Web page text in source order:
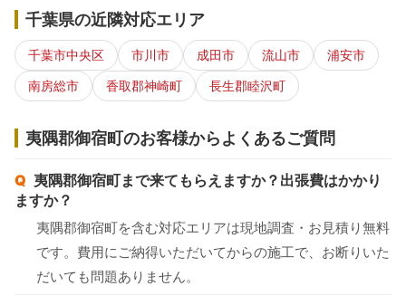
千葉県の近隣対応エリア
千葉市中央区 市川市 成田市 流山市
浦安市
南房総市
香取郡神崎町 長生郡睦沢町
夷隅郡御宿町のお客様からよくあるご質問
夷隅郡御宿町まで来てもらえますか？出張費はかかり
ますか？
夷隅郡御宿町を含む対応エリアは現地調査・お見積り無料
です。費用にご納得いただいてからの施工で、お断りいた
だいても問題ありません。